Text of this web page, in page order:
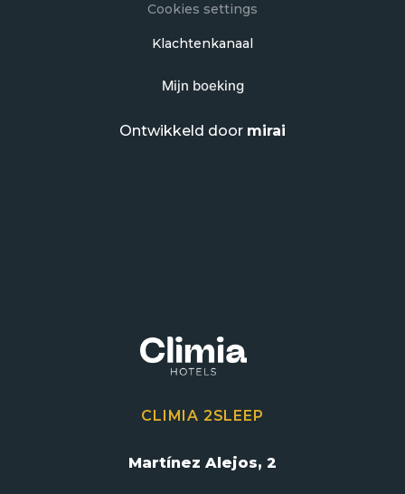
Cookies settings
Klachtenkanaal
Mijn boeking
Ontwikkeld door mirai
CLIMIA 2SLEEP
Martínez Alejos, 2